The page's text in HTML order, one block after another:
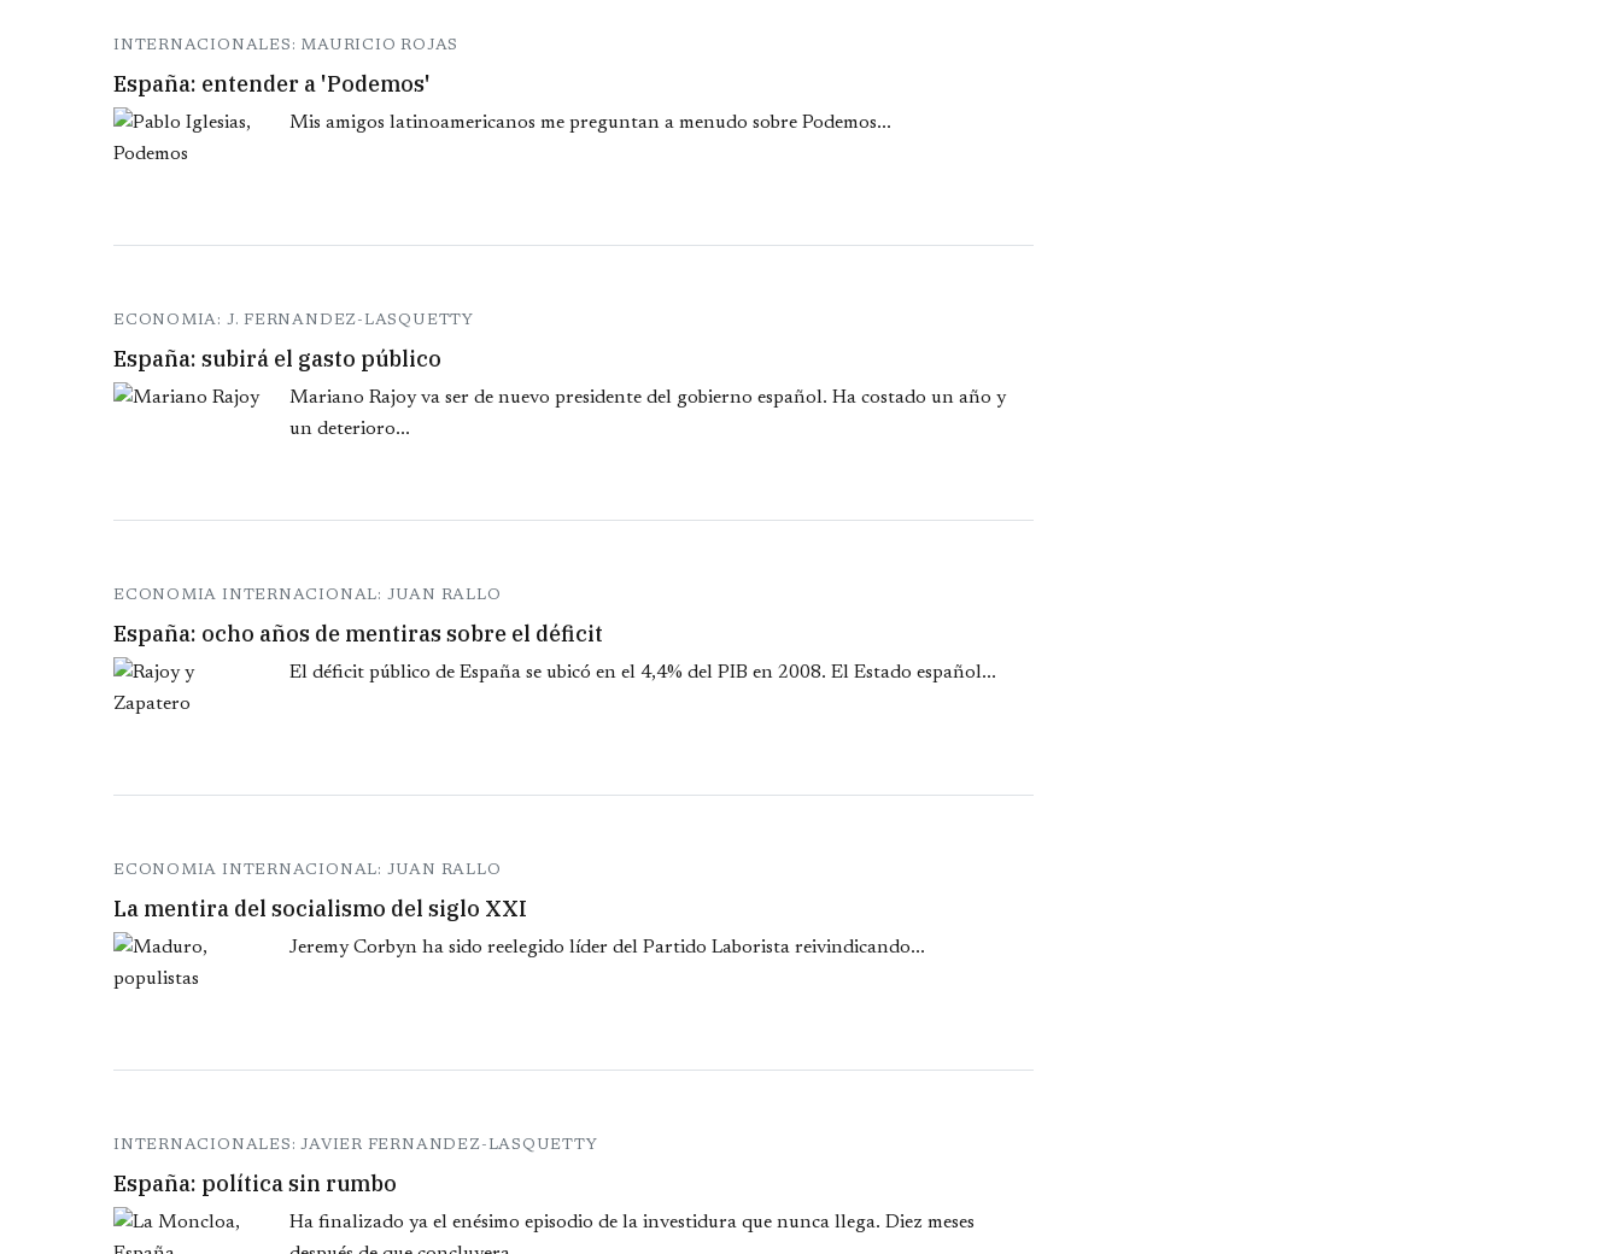
INTERNACIONALES: MAURICIO ROJAS
España: entender a 'Podemos'
Mis amigos latinoamericanos me preguntan a menudo sobre Podemos...
ECONOMIA: J. FERNANDEZ-LASQUETTY
España: subirá el gasto público
Mariano Rajoy va ser de nuevo presidente del gobierno español. Ha costado un año y
un deterioro...
ECONOMIA INTERNACIONAL: JUAN RALLO
España: ocho años de mentiras sobre el déficit
El déficit público de España se ubicó en el 4,4% del PIB en 2008. El Estado español...
ECONOMIA INTERNACIONAL: JUAN RALLO
La mentira del socialismo del siglo XXI
Jeremy Corbyn ha sido reelegido líder del Partido Laborista reivindicando...
INTERNACIONALES: JAVIER FERNANDEZ-LASQUETTY
España: política sin rumbo
Ha finalizado ya el enésimo episodio de la investidura que nunca llega. Diez meses